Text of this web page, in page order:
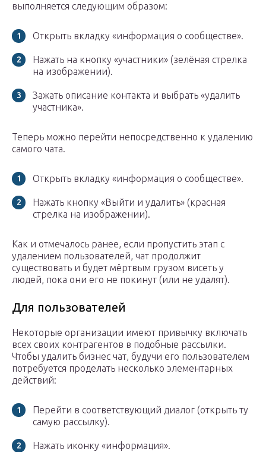
выполняется следующим образом:
Открыть вкладку «информация о сообществе».
Нажать на кнопку «участники» (зелёная стрелка
на изображении).
Зажать описание контакта и выбрать «удалить
участника».
Теперь можно перейти непосредственно к удалению
самого чата.
Открыть вкладку «информация о сообществе».
Нажать кнопку «Выйти и удалить» (красная
стрелка на изображении).
Как и отмечалось ранее, если пропустить этап с
удалением пользователей, чат продолжит
существовать и будет мёртвым грузом висеть у
людей, пока они его не покинут (или не удалят).
Для пользователей
Некоторые организации имеют привычку включать
всех своих контрагентов в подобные рассылки.
Чтобы удалить бизнес чат, будучи его пользователем
потребуется проделать несколько элементарных
действий:
Перейти в соответствующий диалог (открыть ту
самую рассылку).
Нажать иконку «информация».